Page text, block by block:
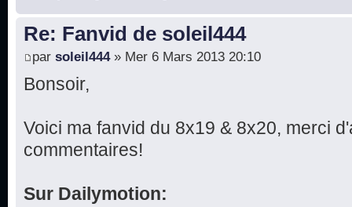
Re: Fanvid de soleil444
par soleil444» Mer 6 Mars 2013 20:10
Bonsoir,
Voici ma fanvid du 8x19 & 8x20, merci
commentaires!
Sur Dailymotion: